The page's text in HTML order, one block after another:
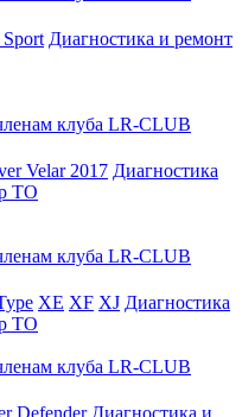
Диагностика и ремонт
клуба LR-CLUB
Velar 2017 Диагностика
ТО
клуба LR-CLUB
XE XF XJ Диагностика
ТО
клуба LR-CLUB
Defender Диагностика и